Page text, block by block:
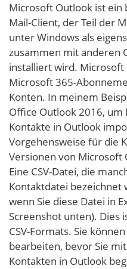
Microsoft Outlook ist ein
Mail-Client, der Teil der
unter Windows als
zusammen mit anderen
installiert wird.
Microsoft 365-
Konten. In meinem
Office Outlook 2016, um
Kontakte in Outlook
Vorgehensweise für die
Versionen von Microsoft
Eine CSV-Datei, die
Kontaktdatei bezeichnet
wenn Sie diese Datei in
Screenshot unten). Dies
CSV-Formats. Sie
bearbeiten, bevor Sie
Kontakten in Outlook